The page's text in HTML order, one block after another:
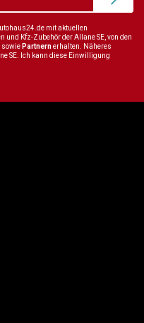
mit aktuellen
und Kfz-Zubehör der Allane SE, von den
sowie Partnernerhalten. Näheres
SE. Ich kann diese Einwilligung